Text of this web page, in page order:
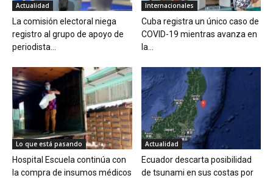
Actualidad
La comisión electoral niega
registro al grupo de apoyo de
periodista...
Internacionales
Cuba registra un único caso de
COVID-19 mientras avanza en
la...
Lo que está pasando
Hospital Escuela continúa con
la compra de insumos médicos
Actualidad
Ecuador descarta posibilidad
de tsunami en sus costas por